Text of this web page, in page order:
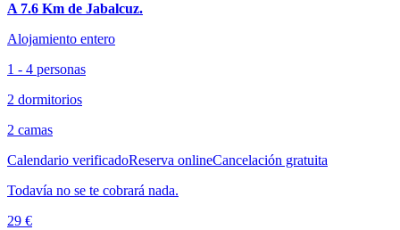
A 7.6 Km de Jabalcuz.
Alojamiento entero
1 - 4 personas
2 dormitorios
2 camas
Calendario verificadoReserva onlineCancelación gratuita
Todavía no se te cobrará nada.
29 €